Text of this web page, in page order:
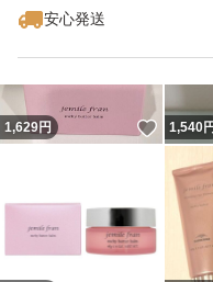
安心発送
1,629円 いいね
1,540円